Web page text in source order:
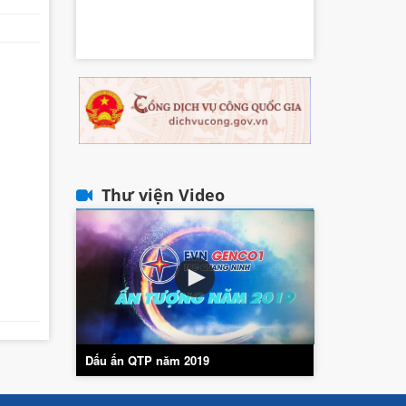
Thư viện Video
Dấu ấn QTP năm 2019